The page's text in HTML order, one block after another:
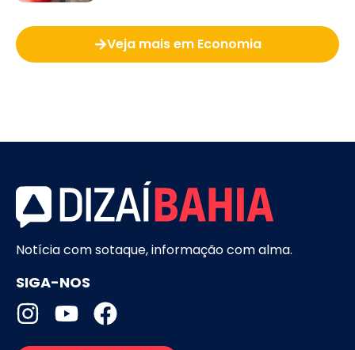
Veja mais em Economia
Notícia com sotaque, informação com alma.
SIGA-NOS